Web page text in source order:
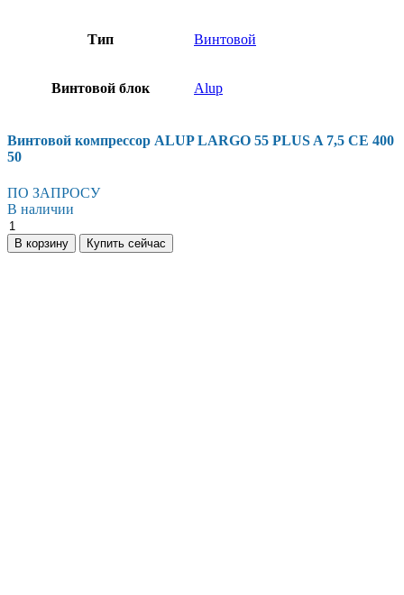
Тип Винтовой
Винтовой блок Alup
Винтовой компрессор ALUP LARGO 55 PLUS A 7,5 CE 400
50
ПО ЗАПРОСУ
В наличии
Винтовой
компрессор
ALUP
В корзину Купить сейчас